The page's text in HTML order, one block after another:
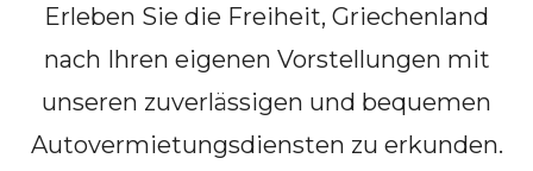
Erleben Sie die Freiheit, Griechenland
nach Ihren eigenen Vorstellungen mit
unseren zuverlässigen und bequemen
Autovermietungsdiensten zu erkunden.